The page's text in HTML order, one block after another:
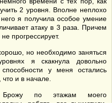
2 уровня. Вполне неплохо
я получила особое умение
атаку в 3 раза. Причем
прогрессирует.
но необходимо заняться
я скакнула довольно
у меня остались
и в начале.
по этажам моего